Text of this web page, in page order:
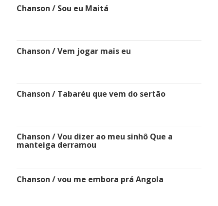
Chanson / Sou eu Maitá
Chanson / Vem jogar mais eu
Chanson / Tabaréu que vem do sertão
Chanson / Vou dizer ao meu sinhô Que a
manteiga derramou
Chanson / vou me embora prá Angola